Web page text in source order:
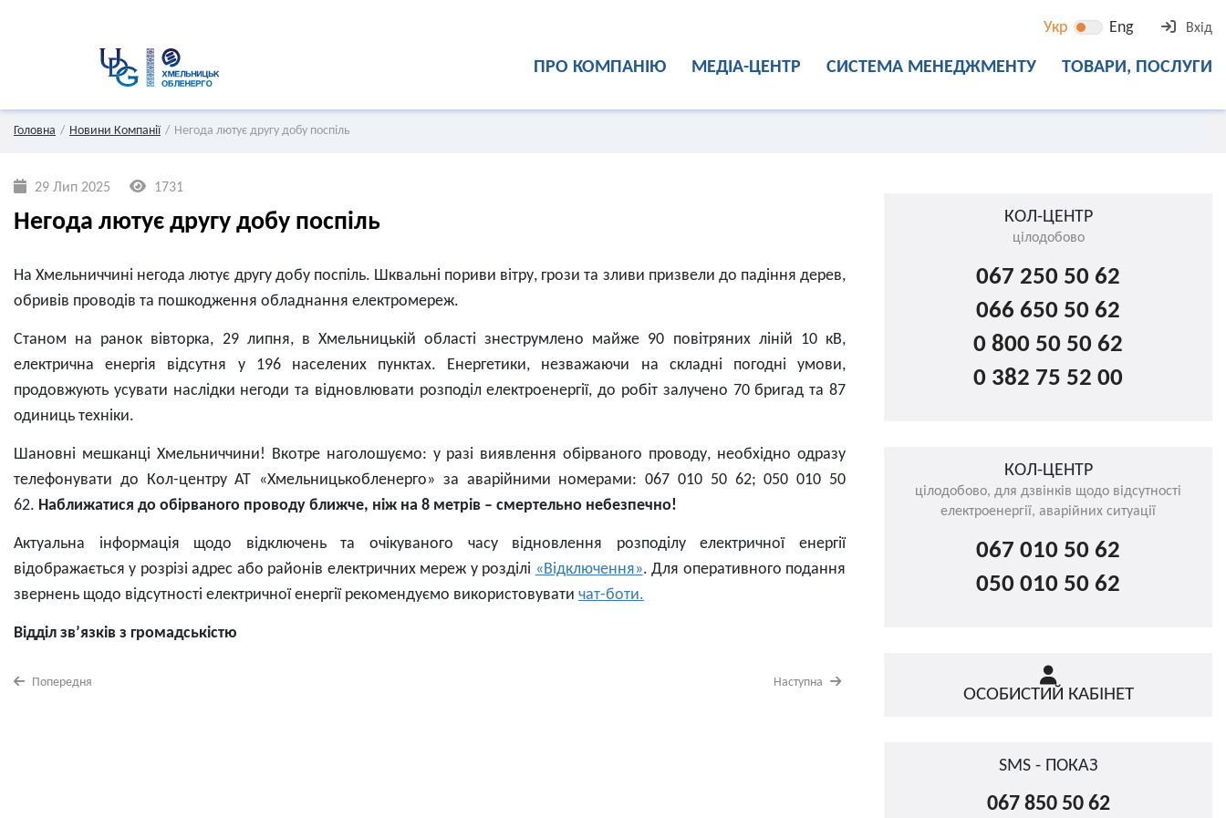
Укр Eng Вхід
ПРО КОМПАНІЮ МЕДІА-ЦЕНТР СИСТЕМА МЕНЕДЖМЕНТУ ТОВАРИ, ПОСЛУГИ
Головна Новини Компанії Негода лютує другу добу поспіль
29 Лип 2025 1731
Негода лютує другу добу поспіль
На Хмельниччині негода лютує другу добу поспіль. Шквальні пориви вітру, грози та зливи призвели до падіння дерев,
обривів проводів та пошкодження обладнання електромереж.
Станом на ранок вівторка, 29 липня, в Хмельницькій області знеструмлено майже 90 повітряних ліній 10 кВ,
електрична енергія відсутня у 196 населених пунктах. Енергетики, незважаючи на складні погодні умови,
продовжують усувати наслідки негоди та відновлювати розподіл електроенергії, до робіт залучено 70 бригад та 87
одиниць техніки.
Шановні мешканці Хмельниччини! Вкотре наголошуємо: у разі виявлення обірваного проводу, необхідно одразу
телефонувати до Кол-центру АТ «Хмельницькобленерго» за аварійними номерами: 067 010 50 62; 050 010 50
62. Наближатися до обірваного проводу ближче, ніж на 8 метрів – смертельно небезпечно!
Актуальна інформація щодо відключень та очікуваного часу відновлення розподілу електричної енергії
відображається у розрізі адрес або районів електричних мереж у розділі «Відключення». Для оперативного подання
звернень щодо відсутності електричної енергії рекомендуємо використовувати чат-боти.
Відділ зв’язків з громадськістю
Попередня Наступна
КОЛ-ЦЕНТР
цілодобово
067 250 50 62
066 650 50 62
0 800 50 50 62
0 382 75 52 00
КОЛ-ЦЕНТР
цілодобово, для дзвінків щодо відсутності
електроенергії, аварійних ситуації
067 010 50 62
050 010 50 62
ОСОБИСТИЙ КАБІНЕТ
SMS - ПОКАЗ
067 850 50 62